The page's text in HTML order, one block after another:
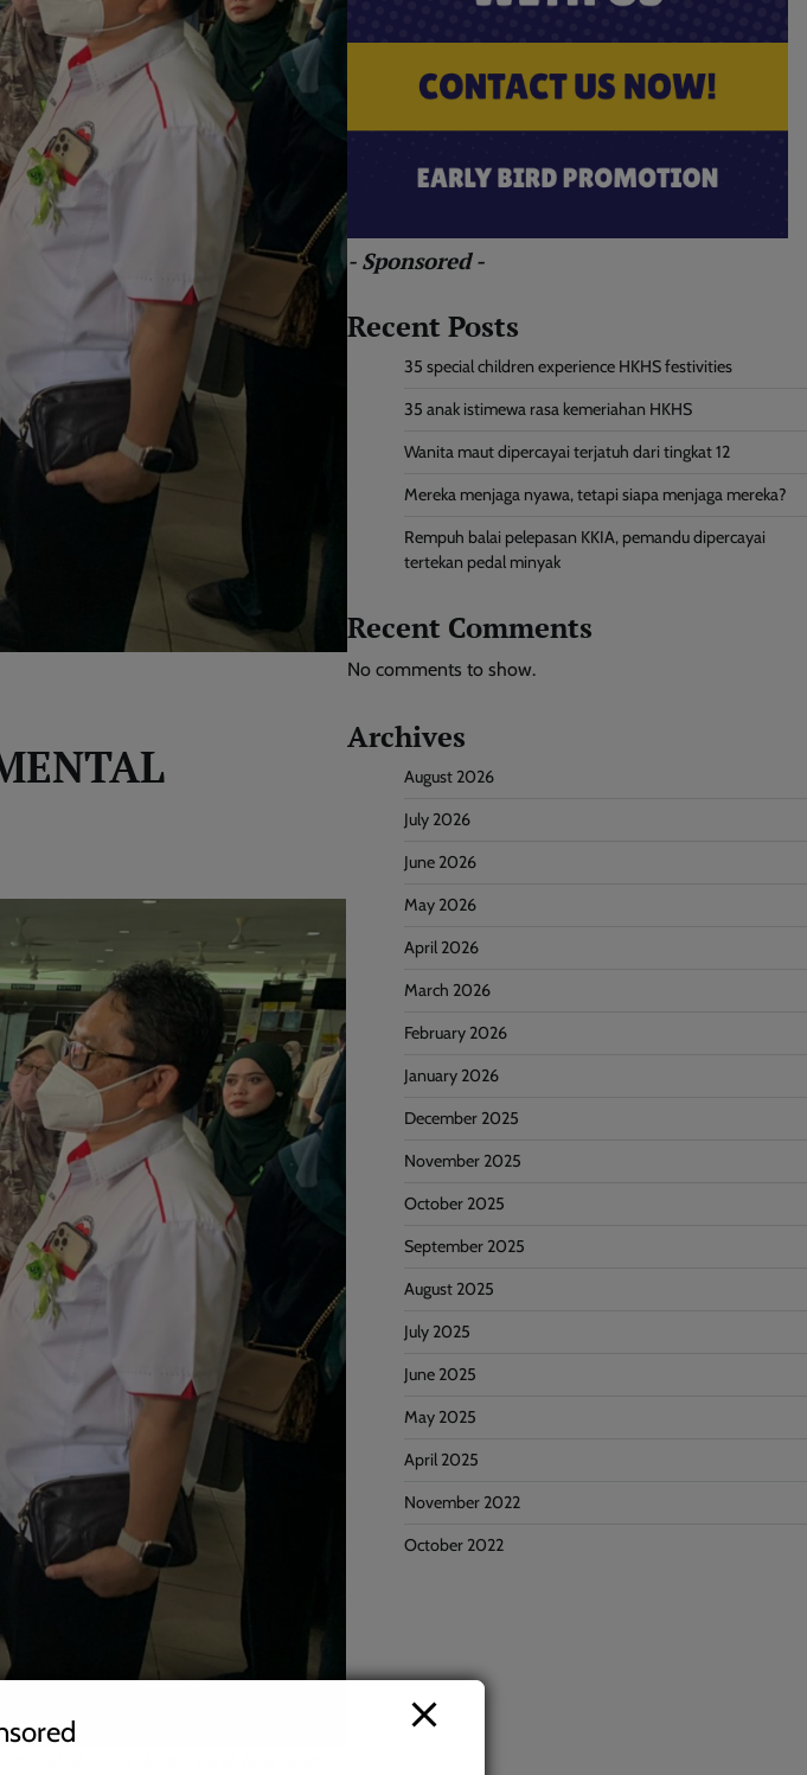
Sabah 2022 di Lobi Klinik Kesihatan
- Sponsored -
Recent Posts
35 special children experience HKHS festivities
35 anak istimewa rasa kemeriahan HKHS
Wanita maut dipercayai terjatuh dari tingkat 12
Mereka menjaga nyawa, tetapi siapa menjaga mereka?
Rempuh balai pelepasan KKIA, pemandu dipercayai
tertekan pedal minyak
Recent Comments
No comments to show.
Archives
August 2026
July 2026
June 2026
May 2026
April 2026
March 2026
February 2026
January 2026
December 2025
November 2025
October 2025
September 2025
August 2025
July 2025
June 2025
May 2025
April 2025
November 2022
October 2022